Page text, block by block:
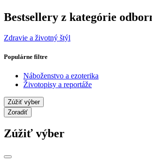
Bestsellery z kategórie
Zdravie a životný štýl
Populárne filtre
Náboženstvo a ezoterika
Životopisy a reportáže
Zúžiť výber
Zoradiť
Zúžiť výber